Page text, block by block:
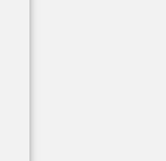
45x30 mm